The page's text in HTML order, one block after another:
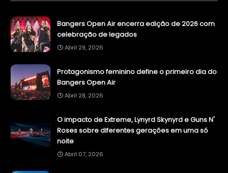
Bangers Open Air encerra edição de 2026 com
celebração de legados
Abril 29, 2026
Protagonismo feminino define o primeiro dia do
Bangers Open Air
Abril 28, 2026
O impacto de Extreme, Lynyrd Skynyrd e Guns N'
Roses sobre diferentes gerações em uma só
noite
Abril 07, 2026